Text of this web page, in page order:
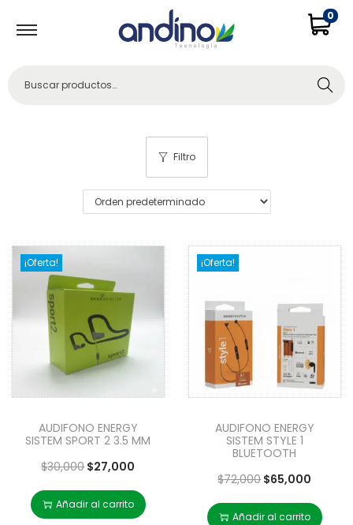
0
Buscar
Filtro
¡Oferta!
AUDIFONO ENERGY
SISTEM SPORT 2 3.5 MM
$30,000$27,000
Añadir al carrito
¡Oferta!
AUDIFONO ENERGY
SISTEM STYLE 1
BLUETOOTH
$72,000$65,000
Añadir al carrito